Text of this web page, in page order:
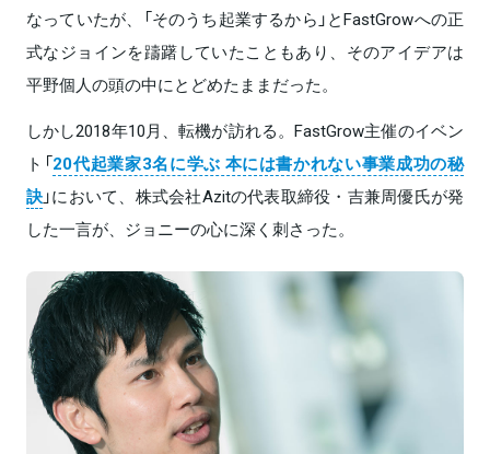
なっていたが、「そのうち起業するから」とFastGrowへの正
式なジョインを躊躇していたこともあり、そのアイデアは
平野個人の頭の中にとどめたままだった。
しかし2018年10月、転機が訪れる。FastGrow主催のイベン
ト「20代起業家3名に学ぶ 本には書かれない事業成功の秘
訣」において、株式会社Azitの代表取締役・吉兼周優氏が発
した一言が、ジョニーの心に深く刺さった。